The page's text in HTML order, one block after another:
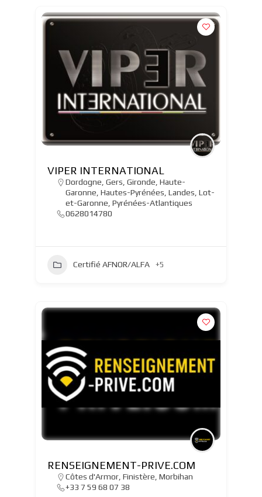
VIPER INTERNATIONAL
Dordogne Gers Gironde Haute-
Garonne Hautes-Pyrénées Landes Lot-
et-Garonne Pyrénées-Atlantiques
0628014780
Certifié AFNOR/ALFA +5
RENSEIGNEMENT-PRIVE.COM
Côtes d'Armor, Finistère Morbihan
+33 7 59 68 07 38